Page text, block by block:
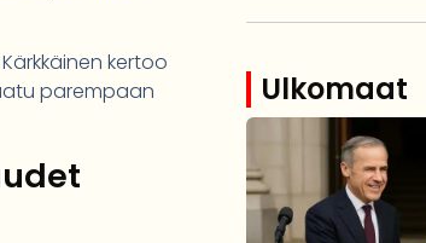
kertoo
parempaan
Ulkomaat